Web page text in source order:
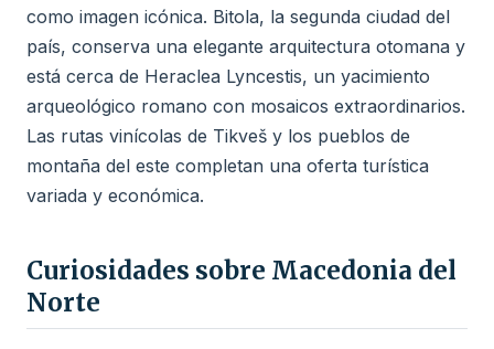
como imagen icónica. Bitola, la segunda ciudad del
país, conserva una elegante arquitectura otomana y
está cerca de Heraclea Lyncestis, un yacimiento
arqueológico romano con mosaicos extraordinarios.
Las rutas vinícolas de Tikveš y los pueblos de
montaña del este completan una oferta turística
variada y económica.
Curiosidades sobre Macedonia del
Norte